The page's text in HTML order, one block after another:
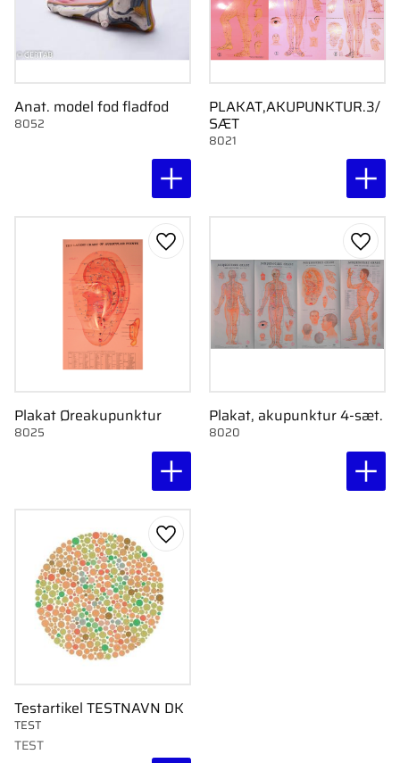
Anat. model fod fladfod
8052
PLAKAT,AKUPUNKTUR.3/
SÆT
8021
Plakat Øreakupunktur
8025
Gem som favorit
Plakat, akupunktur 4-sæt.
8020
Gem
Testartikel TESTNAVN DK
TEST
TEST
Gem som favorit